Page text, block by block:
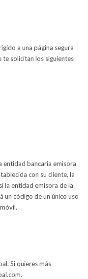
a una página segura
te solicitan los siguientes
entidad bancaria emisora
con su cliente, la
la entidad emisora de la
un código de un único uso
Si quieres más